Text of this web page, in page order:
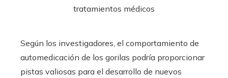
Según los investigadores, el comportamiento de
automedicación de los gorilas podría proporcionar
pistas valiosas para el desarrollo de nuevos